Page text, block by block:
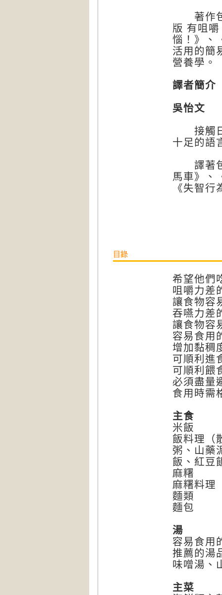
著作包
版 有咀
惱！》、
活用的簡
營養學。
譯者簡介
吳怡文
接觸日
十足的語
譯著包
馬車》、
《失智
目錄
希望他們
咀嚼力差
讓食物容
吞嚥力差
讓食物容
容易食用
增加黏稠
可順利進
可順利餵
必須盡量
食用時需
主食
米飯
飯料理（
粥、山藥
飯、紅豆
麻糬
麻糬料理
麵類
麵包
湯
容易食用
推薦的湯
味噌湯、
主菜